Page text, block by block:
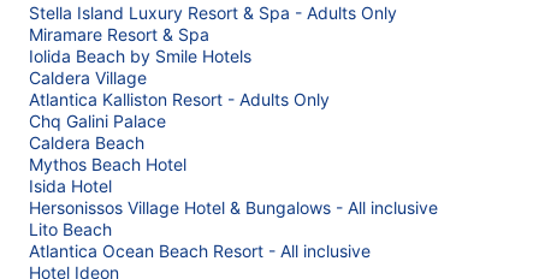
Stella Island Luxury Resort & Spa - Adults Only
Miramare Resort & Spa
Iolida Beach by Smile Hotels
Caldera Village
Atlantica Kalliston Resort - Adults Only
Chq Galini Palace
Caldera Beach
Mythos Beach Hotel
Isida Hotel
Hersonissos Village Hotel & Bungalows - All inclusive
Lito Beach
Atlantica Ocean Beach Resort - All inclusive
Hotel Ideon